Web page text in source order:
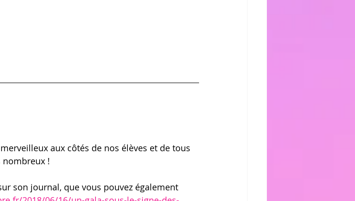
aux côtés de nos élèves et de tous
nombreux !
son journal, que vous pouvez également